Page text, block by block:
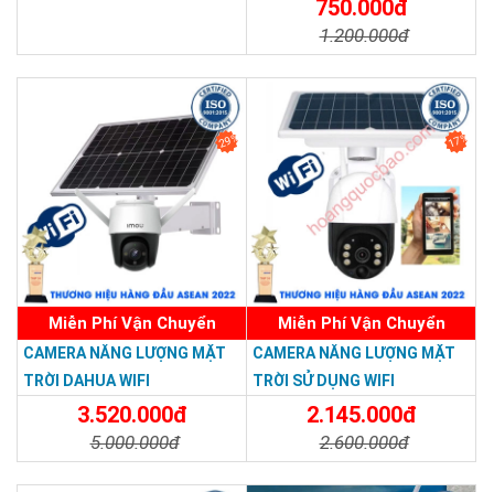
SẢN PHẨM CHẤT LƯỢNG - DỊCH VỤ TIN DÙNG LẦN VII - 2020
750.000đ
1.200.000đ
29%
Miễn Phí Vận Chuyển
CAMERA NĂNG LƯỢNG MẶT
TRỜI DAHUA WIFI
3.520.000đ
5.000.000đ
17%
Miễn Phí Vận Chuyển
CAMERA NĂNG LƯỢNG MẶT
TRỜI SỬ DỤNG WIFI
2.145.000đ
2.600.000đ